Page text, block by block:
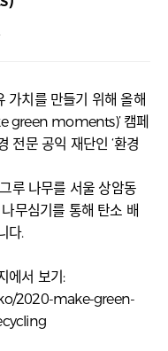
가치를 만들기 위해 올해
green moments)’ 캠페
전문 공익 재단인 ‘환경
루 나무를 서울 상암동
무심기를 통해 탄소 배
다.
에서 보기:
2020-make-green-